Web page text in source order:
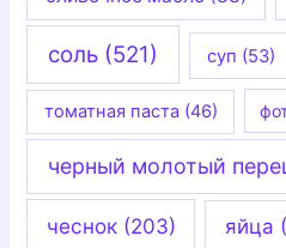
соль (521) суп (53)
томатная паста (46)
черный молотый
чеснок(203) яйца